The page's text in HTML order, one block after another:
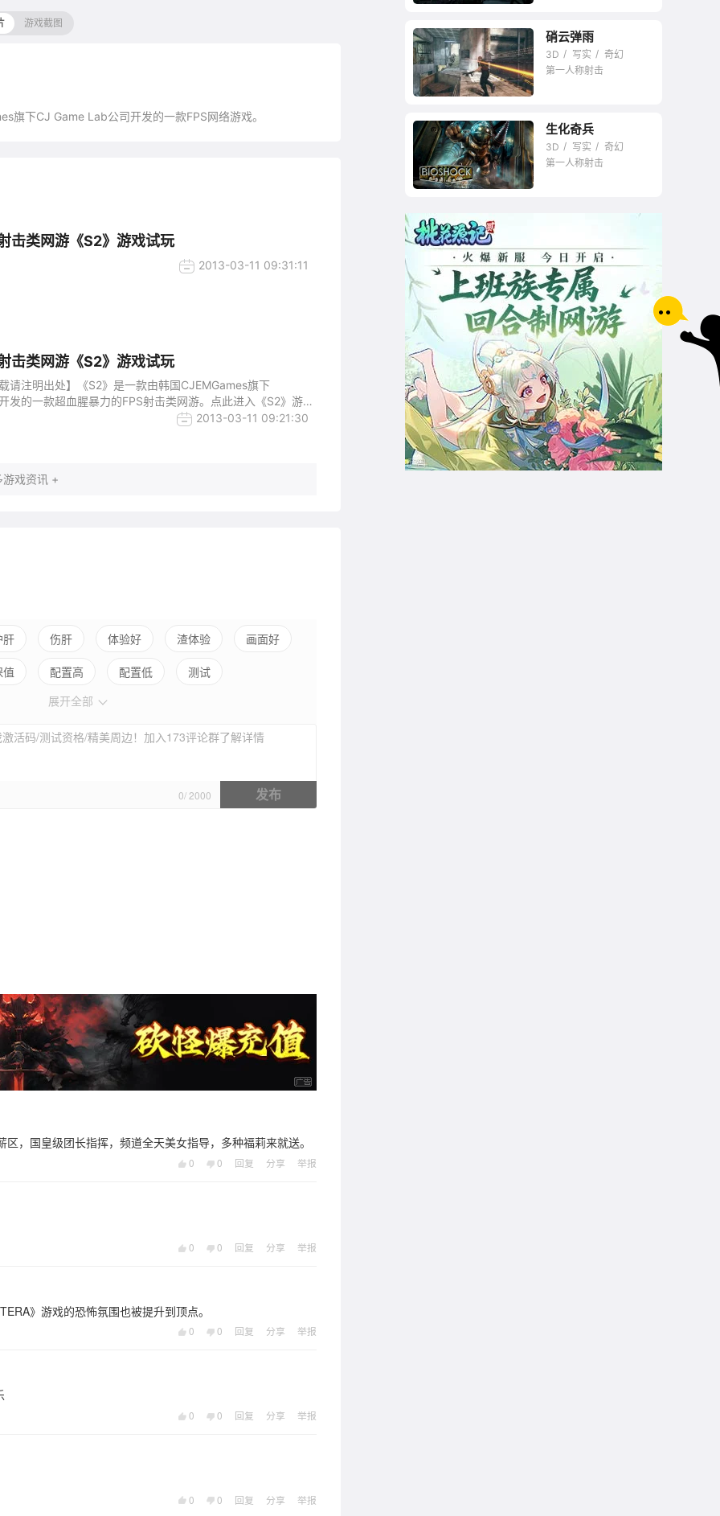
游戏截图
旗下CJ Game Lab公司开发的一款FPS网络游戏。
击类网游《S2》游戏试玩
2013-03-11 09:31:11
击类网游《S2》游戏试玩
请注明出处】《S2》是一款由韩国CJEMGames旗下
发的一款超血腥暴力的FPS射击类网游。点此进入《S2》游戏
受到玩家们的喜爱，目前市面上打着血腥暴力口号宣传的FPS
2013-03-11 09:21:30
游戏资讯 +
肝 伤肝 体验好 渣体验 画面好
配置高 配置低
测试
展开全部
活码/测试资格/精美周边！加入173评论群了解详情
0/ 2000 发布
，国皇级团长指挥，频道全天美女指导，多种福莉来就送。
0 0 回复 分享 举报
0 0 回复 分享 举报
》游戏的恐怖氛围也被提升到顶点。
0 0 回复 分享 举报
0 0 回复 分享 举报
0 0 回复 分享 举报
在线砍杀还原中世纪
战场。
让子弹再飞一会
硝云弹雨
3D 写实
奇幻
第一人称射击
生化奇兵
3D 写实
奇幻
第一人称射击